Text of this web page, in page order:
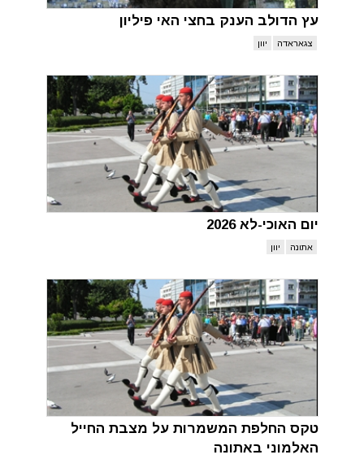
עץ הדולב הענק בחצי האי פיליון
צגאראדה יוון
יום האוכי-לא 2026
אתונה יוון
טקס החלפת המשמרות על מצבת החייל
האלמוני באתונה